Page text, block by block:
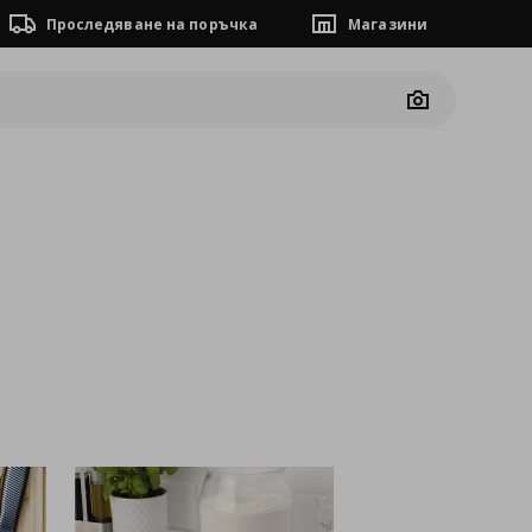
Проследяване на поръчка Магазини
Camera